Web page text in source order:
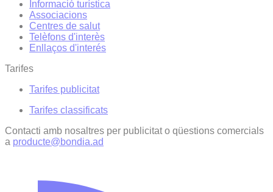
Informació turística
Associacions
Centres de salut
Telèfons d'interès
Enllaços d'interés
Tarifes
Tarifes publicitat
Tarifes classificats
Contacti amb nosaltres per publicitat o qüestions comercials
a producte@bondia.ad